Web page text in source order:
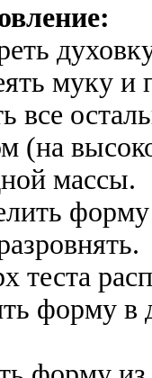
муку и
все
(на
массы.
форму
теста
форму в